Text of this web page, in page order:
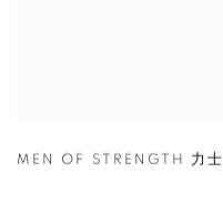
MEN OF STRENGTH 力士